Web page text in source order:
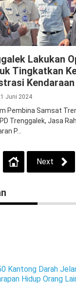
Lakukan
Tingkatkan
Juni 2024
Pembina Samsat
Trenggalek, Jasa
P...
Next
Kantong Darah
Hidup Orang